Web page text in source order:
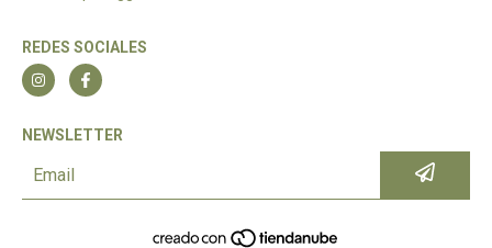
REDES SOCIALES
NEWSLETTER